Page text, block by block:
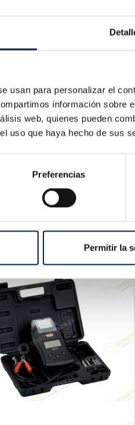
usan para personalizar el
información sobre
web, quienes pueden
uso que haya hecho de sus
Preferencias
Permitir la
Fazer Trailer
€Preço